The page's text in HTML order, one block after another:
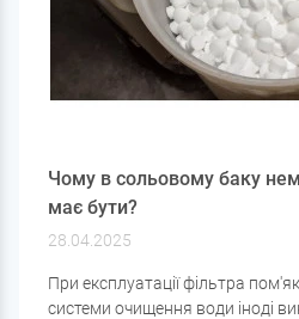
Чому в сольовому баку
має бути?
28.04.2025
При експлуатації фільтра
системи очищення води іноді